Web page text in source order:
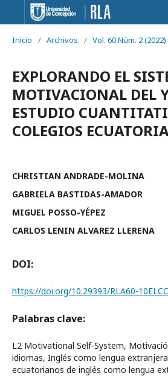
Inicio / Archivos / Vol. 60 Núm. 2 (2022)
EXPLORANDO EL
MOTIVACIONAL DEL
ESTUDIO
COLEGIOS
CHRISTIAN ANDRADE-MOLINA
GABRIELA BASTIDAS-AMADOR
MIGUEL POSSO-YÉPEZ
CARLOS LENIN ALVAREZ LLERENA
DOI:
https://doi.org/10.29393/RLA60-
Palabras clave:
L2 Motivational Self-System,
idiomas, Inglés como lengua
ecuatorianos de inglés como lengua